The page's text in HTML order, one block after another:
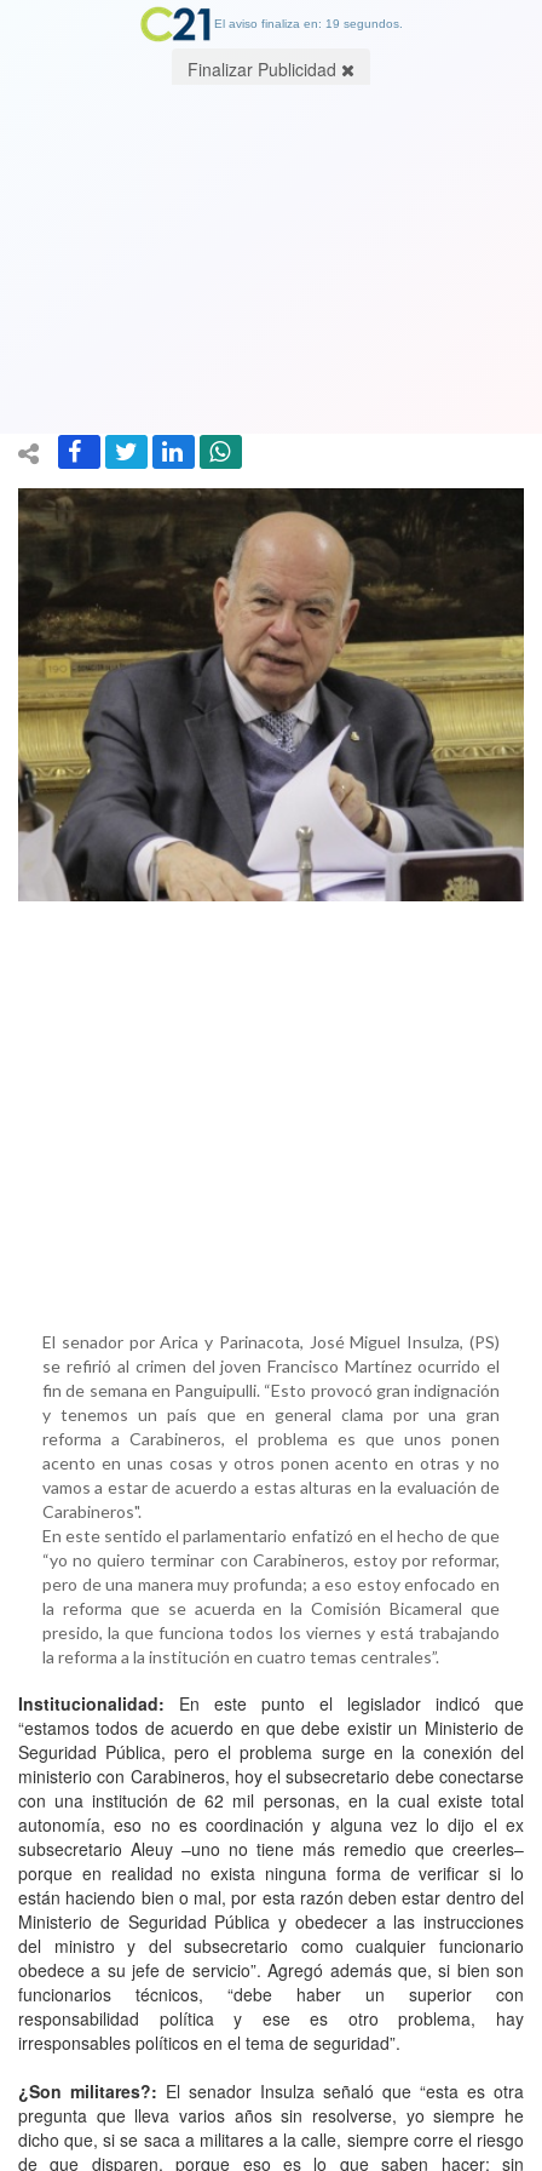
El senador por Arica y Parinacota, José Miguel Insulza, (PS)
se refirió al crimen del joven Francisco Martínez ocurrido el
fin de semana en Panguipulli. “Esto provocó gran indignación
y tenemos un país que en general clama por una gran
reforma a Carabineros, el problema es que unos ponen
acento en unas cosas y otros ponen acento en otras y no
vamos a estar de acuerdo a estas alturas en la evaluación de
Carabineros".
En este sentido el parlamentario enfatizó en el hecho de que
“yo no quiero terminar con Carabineros, estoy por reformar,
pero de una manera muy profunda; a eso estoy enfocado en
la reforma que se acuerda en la Comisión Bicameral que
presido, la que funciona todos los viernes y está trabajando
la reforma a la institución en cuatro temas centrales”.
Institucionalidad: En este punto el legislador indicó que
“estamos todos de acuerdo en que debe existir un Ministerio de
Seguridad Pública, pero el problema surge en la conexión del
ministerio con Carabineros, hoy el subsecretario debe conectarse
con una institución de 62 mil personas, en la cual existe total
autonomía, eso no es coordinación y alguna vez lo dijo el ex
subsecretario Aleuy –uno no tiene más remedio que creerles–
porque en realidad no exista ninguna forma de verificar si lo
están haciendo bien o mal, por esta razón deben estar dentro del
Ministerio de Seguridad Pública y obedecer a las instrucciones
del ministro y del subsecretario como cualquier funcionario
obedece a su jefe de servicio”. Agregó además que, si bien son
funcionarios técnicos, “debe haber un superior con
responsabilidad política y ese es otro problema, hay
irresponsables políticos en el tema de seguridad”.
¿Son militares?: El senador Insulza señaló que “esta es otra
pregunta que lleva varios años sin resolverse, yo siempre he
dicho que, si se saca a militares a la calle, siempre corre el riesgo
de que disparen, porque eso es lo que saben hacer; sin
El aviso finaliza en: 19 segundos.
Finalizar Publicidad